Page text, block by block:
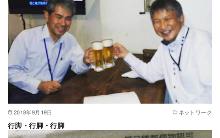
2018年9月19日 ネットワーク
行脚・行脚・行脚